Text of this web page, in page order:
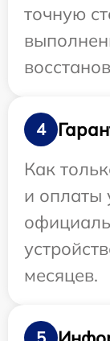
точную
4
Как
и оплаты
месяцев.